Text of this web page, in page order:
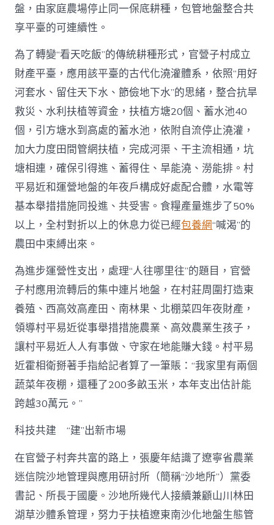
盤，由家庭農場停止同一保底耕種，包管地盤整合共
享平臺的可連續性。
為了轉變“看天吃飯”的傳統耕種形式，官營子村成立
財產平臺，應用該平臺的古代化澆灌體系，依照“用好
河套水、留住天下水、節儉地下水”的思緒，整合抗旱
救災、水利扶植等資金，扶植方塘20個、蓄水池40
個，引方塘水到高處的蓄水池，依附自流停止澆灌，
加大力度田間管網扶植，完成河渠、干主流相通，坑
塘相連，確保引得進、蓄得住、旱能澆、澇能排。村
平易近和運營地盤的年夜戶構成好處配合體，水電等
基本舉措措施同投進、共受害。食糧產量進步了50%
以上，全村對折以上的休息力從已經包養網“喊渴”的
農田中束縛出來。
為進步運營性支出，處理“人往哪里往”的題目，官營
子村應用流轉后的集中連片地盤，在村莊周圍打造東
養殖、西高效高產田、南林果、北棚菜四年夜財產，
領導村平易近從事舉措措施農業、高效農業生孩子，
讓村平易近人人有事做、守家在地能賺大錢。村平易
近霍相衛掰著手指給記者算了一筆賬：“我家里有兩個
蔬菜年夜棚，還種了200多畝玉米，本年支出估計能
跨越30萬元。”
科技共建 “建”出新市場
在官營子村奔共富的路上，張慶年結識了遼寧省農業
迷信院沙地管理與應用研討所（簡稱“沙地所”）黨委
書記、所長于國慶。沙地所幾代人接續兼顧山川林田
湖草沙體系管理，努力于扶植遼東南沙化地盤生態管